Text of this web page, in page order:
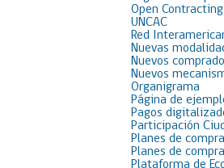
Open
UNCAC
Red
Nuevas
Nuevos
Nuevos
Organigrama
Página de
Pagos
Participación
Planes de compra
Planes de
Plataforma de